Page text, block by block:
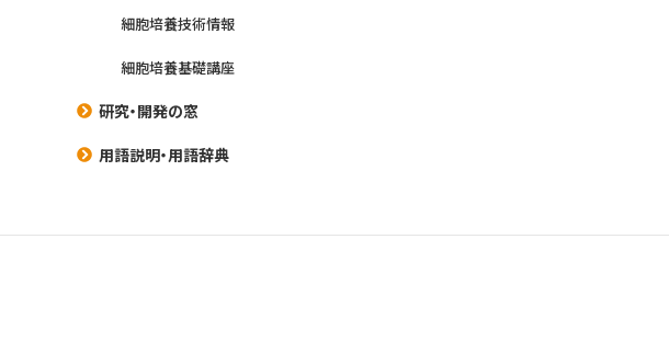
細胞培養技術情報
細胞培養基礎講座
研究・開発の窓
用語説明・用語辞典